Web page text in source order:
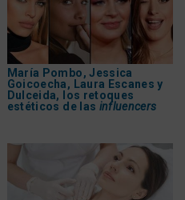
María Pombo, Jessica
Goicoecha, Laura Escanes y
Dulceida, los retoques
estéticos de las influencers